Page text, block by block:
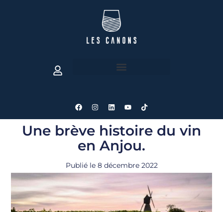
Une brève histoire du vin
en Anjou.
Publié le 8 décembre 2022